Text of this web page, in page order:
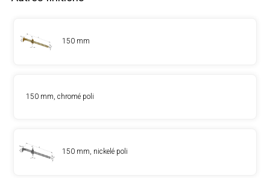
150 mm
150 mm, chromé poli
150 mm, nickelé poli